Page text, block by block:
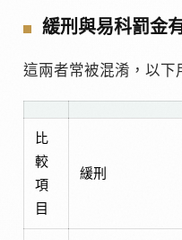
緩刑與易科罰金
這兩者常被混淆，以下
比
較
項
目
緩刑